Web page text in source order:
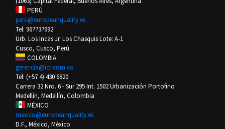
PERÚ
peru@europeanquality.es
Tel: 967737992
Urb. Los Incas Jr. Los Chasquis Lote: A-1
Cusco, Cusco, Perú
COLOMBIA
gerencia@ict.com.co
Tel: (+57 4) 430 6820
Carrera 32 Nro. 6 - Sur 295 Int. 1502 Urbanización Portofino
Medellín, Medellín, Colombia
MÉXICO
mexico@europeanquality.es
D.F., México, México